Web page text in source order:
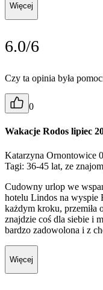
Więcej
6.0/6
Czy ta opinia była
0
Wakacje Rodos lipiec
Katarzyna Ornontowice
Tagi: 36-45 lat, ze
Cudowny urlop we
hotelu Lindos na wyspie
każdym kroku, przemiła
znajdzie coś dla siebie i
bardzo zadowolona i z
Więcej